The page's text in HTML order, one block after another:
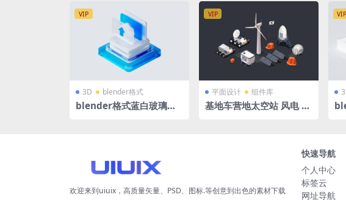
VIP
3D blender格式
blender格式蓝白玻璃微
VIP
平面设计 组件库
基地车营地太空站 风电 光
VIP
欢迎来到uiuix，高质量矢量、PSD、图标.等创意到出色的素材下载
快速导航
个人中心
标签云
网址导航